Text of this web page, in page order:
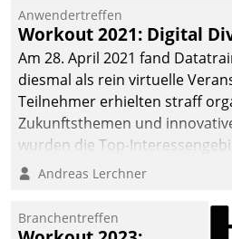
Cloud-Strategien und -
Lösungen mit hohem
Zukunftspotenzial.
Anwendertreffen
Workout 2021: Digital
Am 28. April 2021 fand
diesmal als rein virtuelle
Teilnehmer erhielten straff
Zukunftsthemen und
wurden die Top-
Andreas Lerchner
Branchentreffen